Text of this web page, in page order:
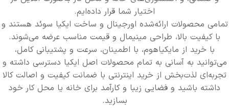
اختیار شما قرار داده‌ایم.
تمامی محصولات ارائه‌شده اورجینال و ساخت ایکیا سوئد هستند و
با کیفیت بالا، طراحی مینیمال و قیمت مناسب عرضه می‌شوند.
با خرید از مایکیاهوم، با اطمینان، سرعت و پشتیبانی کامل،
می‌توانید به آسانی به تمام محصولات اصل ایکیا دسترسی داشته و
تجربه‌ای لذت‌بخش از خرید اینترنتی با ضمانت کیفیت و اصالت کالا
داشته باشید و فضایی زیبا و کارآمد برای خانه یا محل کار خود
بسازید.